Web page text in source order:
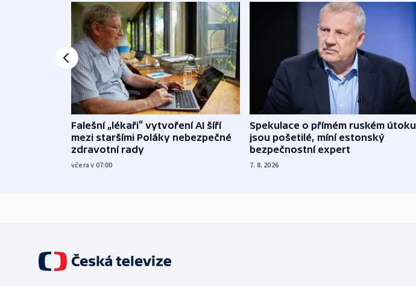
Falešní „lékaři“ vytvoření AI šíří
mezi staršími Poláky nebezpečné
zdravotní rady
včera v 07:00
Spekulace o přímém ruském útoku
jsou pošetilé, míní estonský
bezpečnostní expert
7. 8. 2026